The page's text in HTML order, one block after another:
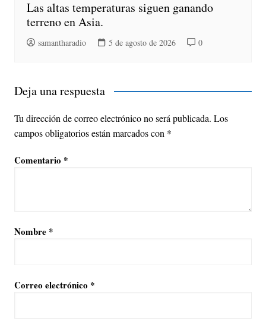
Las altas temperaturas siguen ganando
terreno en Asia.
samantharadio 5 de agosto de 2026 0
Deja una respuesta
Tu dirección de correo electrónico no será publicada. Los
campos obligatorios están marcados con *
Comentario *
Nombre *
Correo electrónico *